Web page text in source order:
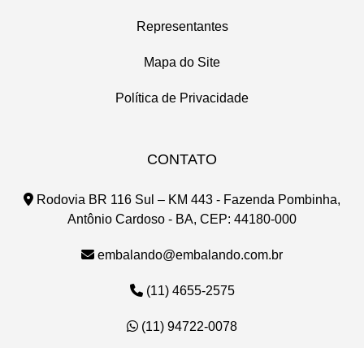
Representantes
Mapa do Site
Política de Privacidade
CONTATO
Rodovia BR 116 Sul – KM 443 - Fazenda Pombinha,
Antônio Cardoso - BA, CEP: 44180-000
embalando@embalando.com.br
(11) 4655-2575
(11) 94722-0078